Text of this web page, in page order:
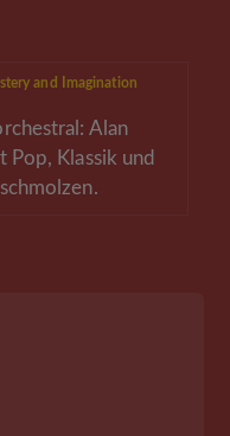
and Imagination
Alan
Pop, Klassik und